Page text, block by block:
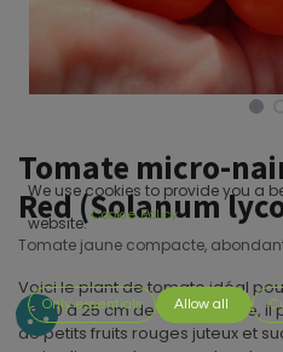
Tomate micro-
Red (Solanum
Tomate jaune compacte,
Voici le plant de tomate idéal
de 20 à 25 cm de haut à peine,
de petits fruits rouges juteux et
We use cookies to provide you a
website. Cookie Policy
Only essentials Allow all